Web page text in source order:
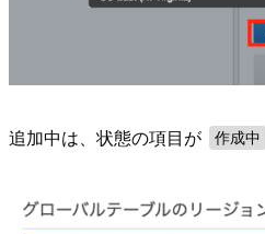
追加中は、状態の項目が 作成中